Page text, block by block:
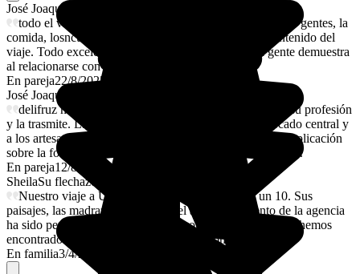
José Joaquin
todo el viaje está resultando espectacular. Los sitios, las gentes, la
comida, losncuias y conductores, la organización y contenido del
viaje. Todo excelente. EN especial la alegría que la gente demuestra
al relacionarse con nosotros
En pareja22/8/2025
José Joaquin
delifruz nuestra guía en Taskent es excepcional. Vive su profesión
y la trasmite. Las visitas al metro impactantes y al mercado central y
a los artesanos de cama-cuna muy muy interesantes. la explicación
sobre la forma del cráneo de los uzbekos... muy ilustrativa.
En pareja12/8/2025
SheilaSu flechazo
Nuestro viaje a Uzbequistan ha sido fantástico, un 10. Sus
paisajes, las madrazas, su gente y el acompañamiento de la agencia
ha sido perfecto. Un destino muy aconsejable y en marzo hemos
encontrado un clima estupendo. Muy recomendable!
En familia3/4/2025